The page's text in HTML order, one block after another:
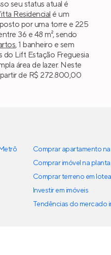
seu status atual é
Residencial é um
por uma torre e 225
36 e 48 m², sendo
, 1 banheiro e sem
do Lift Estação Freguesia
área de lazer. Neste
de R$ 272.800,00
Comprar apartamento
Comprar imóvel na planta
Comprar terreno em
Investir em imóveis
Tendências do mercado